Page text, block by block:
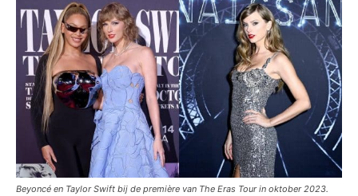
Beyoncé en Taylor Swift bij de première van The Eras Tour in oktober 2023.